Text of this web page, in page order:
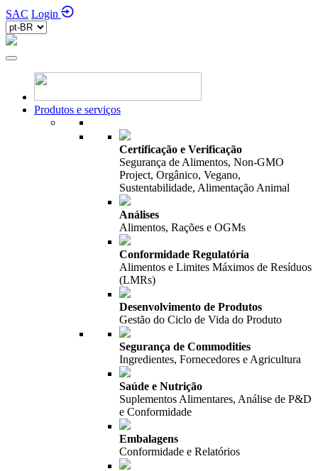
SAC Login
Produtos e serviços
Certificação e Verificação
Segurança de Alimentos, Non-GMO
Project, Orgânico, Vegano,
Sustentabilidade, Alimentação Animal
Análises
Alimentos, Rações e OGMs
Conformidade Regulatória
Alimentos e Limites Máximos de Resíduos
(LMRs)
Desenvolvimento de Produtos
Gestão do Ciclo de Vida do Produto
Segurança de Commodities
Ingredientes, Fornecedores e Agricultura
Saúde e Nutrição
Suplementos Alimentares, Análise de P&D
e Conformidade
Embalagens
Conformidade e Relatórios